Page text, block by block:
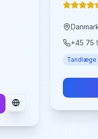
+45 75
Tandlæge